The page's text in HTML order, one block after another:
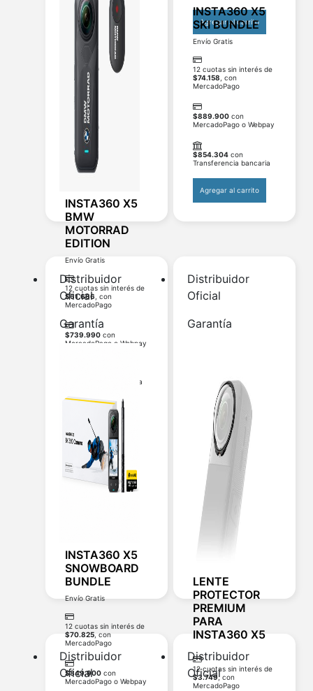
Agregar al carrito
INSTA360 X5
BMW
MOTORRAD
EDITION
Envío Gratis
12 cuotas sin interés de
$61.666 , con
MercadoPago
$739.990 con
MercadoPago o Webpay
Transferencia bancaria
Agregar al carrito
INSTA360 X5
SKI BUNDLE
Envío Gratis
12 cuotas sin interés de
$74.158 , con
MercadoPago
$889.900 con
MercadoPago o Webpay
$854.304 con
Transferencia bancaria
Agregar al carrito
Distribuidor
Oficial
Garantía
INSTA360 X5
SNOWBOARD
BUNDLE
Envío Gratis
12 cuotas sin interés de
$70.825 , con
MercadoPago
$849.900 con
MercadoPago o Webpay
Distribuidor
Oficial
Garantía
LENTE
PROTECTOR
PREMIUM
PARA
INSTA360 X5
12 cuotas sin interés de
$3.749, con
MercadoPago
Distribuidor
Oficial
Distribuidor
Oficial